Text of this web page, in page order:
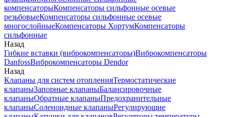
компенсаторыКомпенсаторы сильфонные осевые
резьбовыеКомпенсаторы сильфонные осевые
многослойныеКомпенсаторы ХортумКомпенсаторы
сильфонные
Назад
Гибкие вставки (виброкомпенсаторы)Виброкомпенсаторы
DanfossВиброкомпенсаторы Dendor
Назад
Клапаны для систем отопленияТермостатические
клапаныЗапорные клапаныБалансировочные
клапаныОбратные клапаныПредохранительные
клапаныСоленоидные клапаныРегулирующие